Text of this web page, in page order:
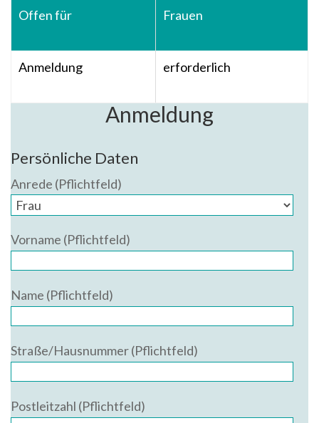
Offen für Frauen
Anmeldung erforderlich
Anmeldung
Persönliche Daten
Anrede (Pflichtfeld)
Vorname (Pflichtfeld)
Name (Pflichtfeld)
Straße/Hausnummer (Pflichtfeld)
Postleitzahl (Pflichtfeld)